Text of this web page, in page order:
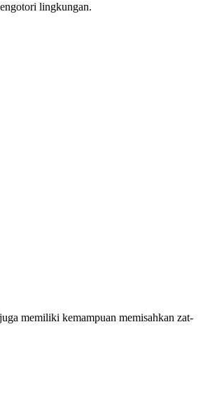
lingkungan.
memiliki kemampuan memisahkan zat-